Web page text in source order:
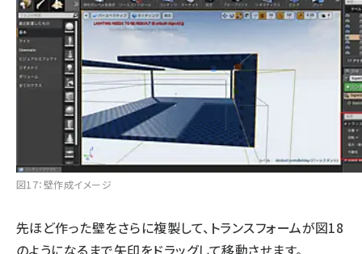
図17：壁作成イメージ
先ほど作った壁をさらに複製して、トランスフォームが図18
のようになるまで矢印をドラッグして移動させます。